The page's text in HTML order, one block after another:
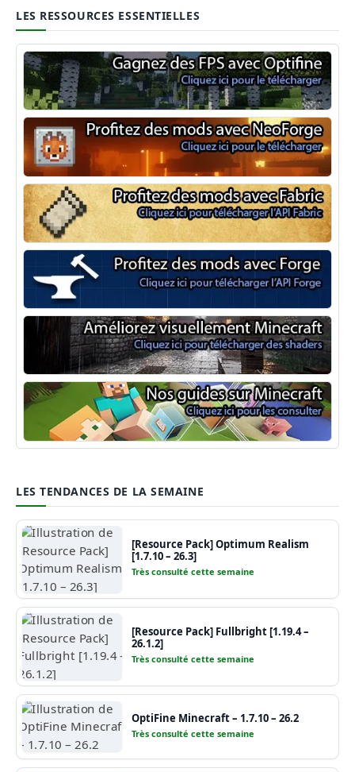
LES RESSOURCES ESSENTIELLES
Optifine
NeoForge
Minecraft Fabric
Minecraft Forge
Shaders Minecraft
Guide Minecraft
LES TENDANCES DE LA SEMAINE
[Resource Pack] Optimum Realism
[1.7.10 – 26.3]
Très consulté cette semaine
[Resource Pack] Fullbright [1.19.4 –
26.1.2]
Très consulté cette semaine
OptiFine Minecraft – 1.7.10 – 26.2
Très consulté cette semaine